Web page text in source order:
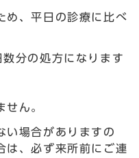
め、平日の診療に比べ
分の処方になります
せん。
い場合がありますの
は、必ず来所前にご連